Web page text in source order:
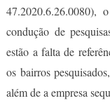
47.2020.6.26.0080),
condução de
estão a falta de
os bairros
além de a empresa